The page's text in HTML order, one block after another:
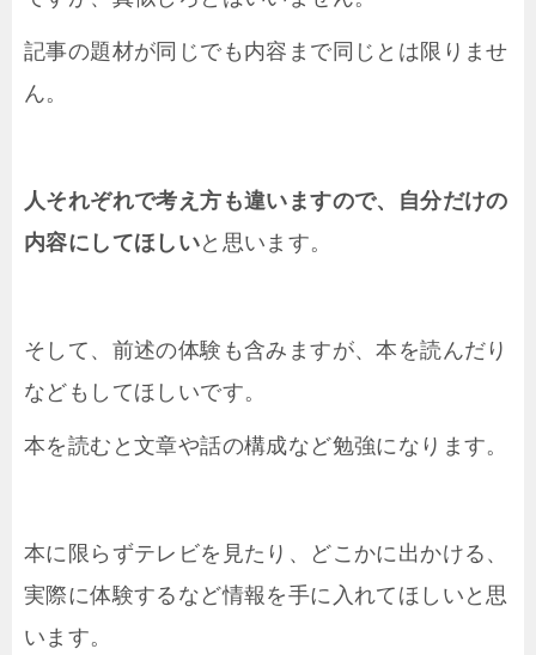
記事の題材が同じでも内容まで同じとは限りませ
ん。
人それぞれで考え方も違いますので、自分だけの
内容にしてほしいと思います。
そして、前述の体験も含みますが、本を読んだり
などもしてほしいです。
本を読むと文章や話の構成など勉強になります。
本に限らずテレビを見たり、どこかに出かける、
実際に体験するなど情報を手に入れてほしいと思
います。